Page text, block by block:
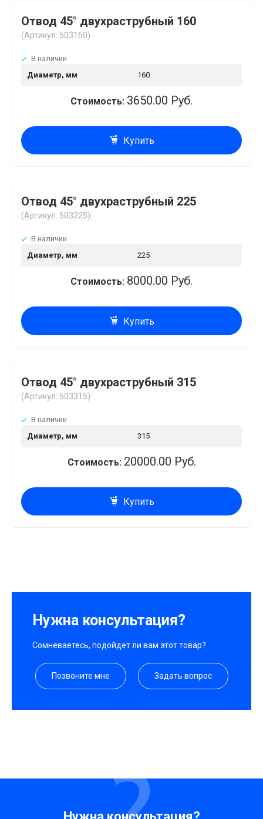
Отвод 45° двухраструбный 160
(Артикул: 503160)
В наличии
Диаметр, мм
160
Стоимость: 3650.00 Руб.
Купить
Отвод 45° двухраструбный 225
(Артикул: 503225)
В наличии
Диаметр, мм
225
Стоимость: 8000.00 Руб.
Купить
Отвод 45° двухраструбный 315
(Артикул: 503315)
В наличии
Диаметр, мм
315
Стоимость: 20000.00 Руб.
Купить
Нужна консультация?
Сомневаетесь, подойдет ли вам этот товар?
Позвоните мне Задать вопрос